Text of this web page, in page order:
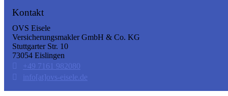
Kontakt
OVS Eisele
Versicherungsmakler GmbH & Co. KG
Stuttgarter Str. 10
73054 Eislingen
+49 7161 982080
info[at]ovs-eisele.de